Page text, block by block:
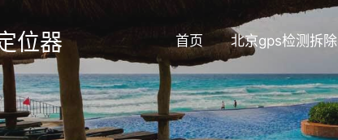
位器 首页 北京gps检测拆除